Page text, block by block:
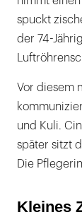
spuckt
der 74-
Vor diesem
und Kuli.
später sitzt
Die
Kleines